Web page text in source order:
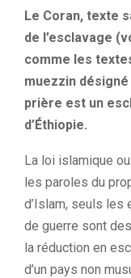
Le Coran, texte
de l’esclavage
comme les
muezzin
prière est un
d’Éthiopie.
La loi islamique
les paroles du
d’Islam, seuls les
de guerre sont
la réduction en
d’un pays non